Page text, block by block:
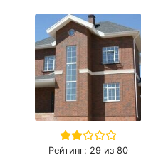
Рейтинг: 29 из 80